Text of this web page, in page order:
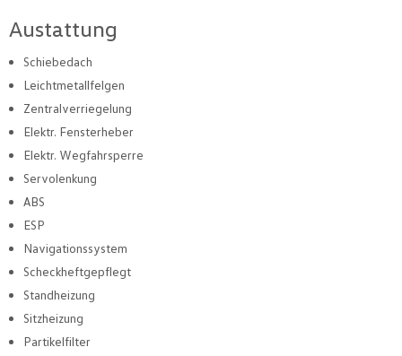
Austattung
Schiebedach
Leichtmetallfelgen
Zentralverriegelung
Elektr. Fensterheber
Elektr. Wegfahrsperre
Servolenkung
ABS
ESP
Navigationssystem
Scheckheftgepflegt
Standheizung
Sitzheizung
Partikelfilter